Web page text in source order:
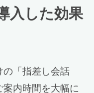
入した効果
の「指差し会話
内時間を大幅に